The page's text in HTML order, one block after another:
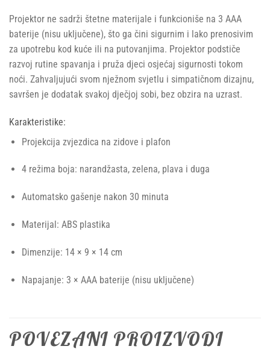
Projektor ne sadrži štetne materijale i funkcioniše na 3 AAA
baterije (nisu uključene), što ga čini sigurnim i lako prenosivim
za upotrebu kod kuće ili na putovanjima. Projektor podstiče
razvoj rutine spavanja i pruža djeci osjećaj sigurnosti tokom
noći. Zahvaljujući svom nježnom svjetlu i simpatičnom dizajnu,
savršen je dodatak svakoj dječjoj sobi, bez obzira na uzrast.
Karakteristike:
Projekcija zvjezdica na zidove i plafon
4 režima boja: narandžasta, zelena, plava i duga
Automatsko gašenje nakon 30 minuta
Materijal: ABS plastika
Dimenzije: 14 × 9 × 14 cm
Napajanje: 3 × AAA baterije (nisu uključene)
POVEZANI PROIZVODI